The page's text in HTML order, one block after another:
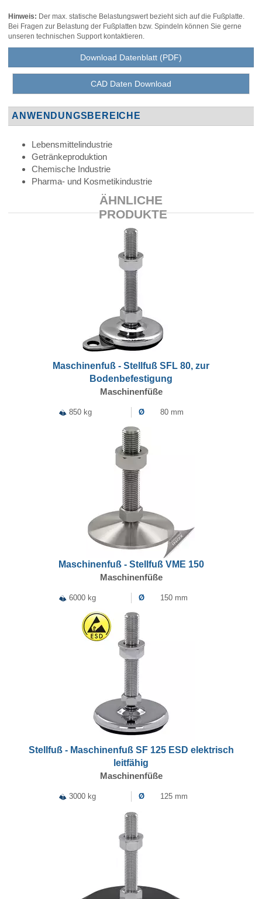
Hinweis: Der max. statische Belastungswert bezieht sich auf die Fußplatte.
Bei Fragen zur Belastung der Fußplatten bzw. Spindeln können Sie gerne
unseren technischen Support kontaktieren.
Download Datenblatt (PDF)
CAD Daten Download
ANWENDUNGSBEREICHE
Lebensmittelindustrie
Getränkeproduktion
Chemische Industrie
Pharma- und Kosmetikindustrie
ÄHNLICHE
PRODUKTE
Maschinenfuß - Stellfuß SFL 80, zur
Bodenbefestigung
Maschinenfüße
850 kg Ø 80 mm
Maschinenfuß - Stellfuß VME 150
Maschinenfüße
6000 kg Ø 150 mm
Stellfuß - Maschinenfuß SF 125 ESD elektrisch
leitfähig
Maschinenfüße
3000 kg Ø 125 mm